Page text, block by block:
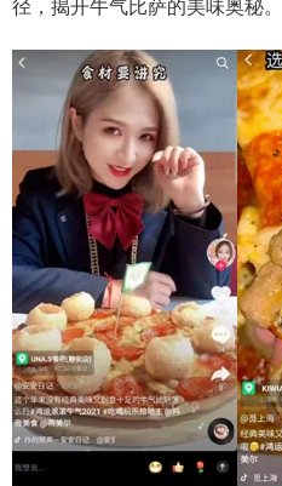
径，揭开牛气比萨的美味奥秘。